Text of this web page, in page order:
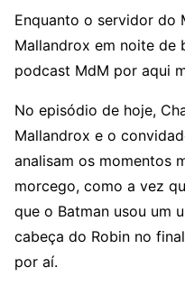
Enquanto o servidor do
Mallandrox em noite de
podcast MdM por aqui
No episódio de hoje,
Mallandrox e o
analisam os momentos
morcego, como a vez
que o Batman usou um
cabeça do Robin no
por aí.